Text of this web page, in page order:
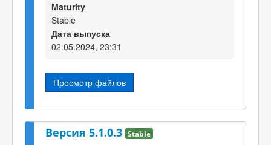
Maturity
Stable
Дата выпуска
02.05.2024, 23:31
Просмотр файлов
Версия 5.1.0.3 Stable